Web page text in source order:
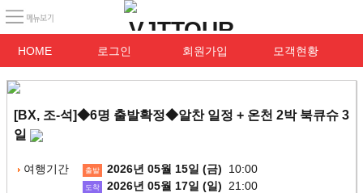
HOME 로그인 회원가입 모객현황
[BX, 조-석]◆6명 출발확정◆알찬 일정 + 온천 2박 북큐슈 3
일
여행기간 출발 2026년 05월 15일 (금) 10:00
도착 2026년 05월 17일 (일)
21:00